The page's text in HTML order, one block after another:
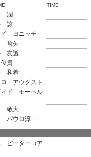
TIME
潤
諒
イ ヨニッチ
哲矢
友護
貴
和希
アウグスト
ィド モーベル
敬大
パウロ淳一
ピーターコア